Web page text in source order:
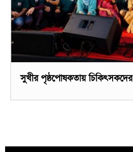
সুখীর পৃষ্ঠপোষকতায়